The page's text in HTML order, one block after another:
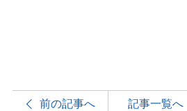
前の記事へ 記事一覧へ